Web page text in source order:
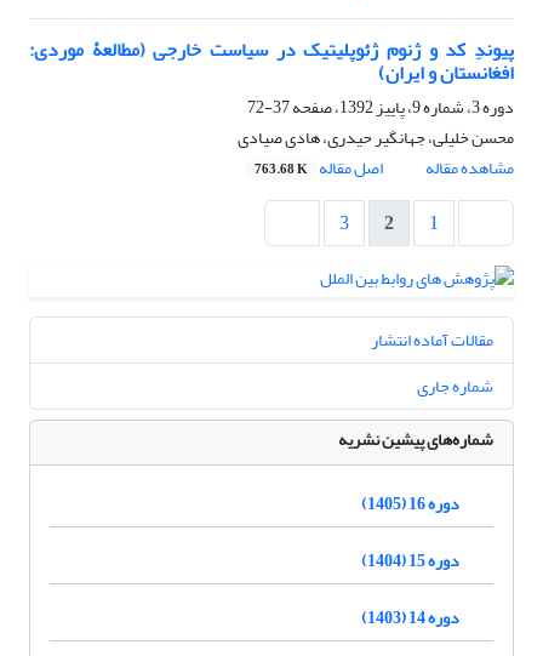
پیوندِ کد و ژنوم ژئوپلیتیک در سیاست خارجی (مطالعۀ موردی:
افغانستان و ایران)
دوره 3، شماره 9، پاییز 1392، صفحه
37-72
محسن خلیلی، جهانگیر حیدری، هادی صیادی
مشاهده مقاله
اصل مقاله 763.68 K
1
2
3
مقالات آماده انتشار
شماره جاری
شماره‌های پیشین نشریه
دوره 16 (1405)
دوره 15 (1404)
دوره 14 (1403)